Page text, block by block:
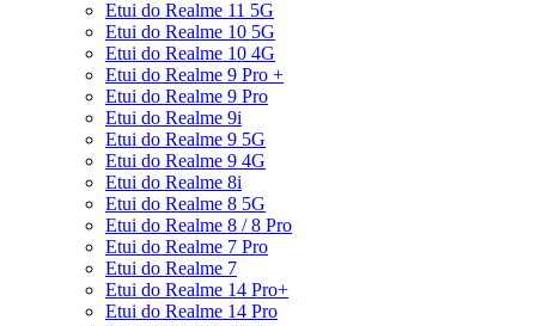
Etui do Realme 11 5G
Etui do Realme 10 5G
Etui do Realme 10 4G
Etui do Realme 9 Pro +
Etui do Realme 9 Pro
Etui do Realme 9i
Etui do Realme 9 5G
Etui do Realme 9 4G
Etui do Realme 8i
Etui do Realme 8 5G
Etui do Realme 8 / 8 Pro
Etui do Realme 7 Pro
Etui do Realme 7
Etui do Realme 14 Pro+
Etui do Realme 14 Pro